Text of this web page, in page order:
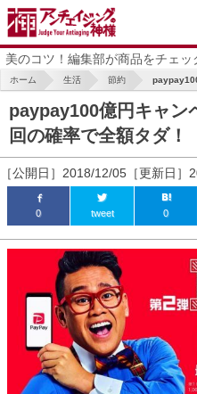
美のコツ！編集部が商品をチェッ
ホーム 生活 節約
paypay100億円キャン
回の確率で全額タダ！
［公開日］2018/12/05［更新日］
0 tweet 0
antiaging/wp-